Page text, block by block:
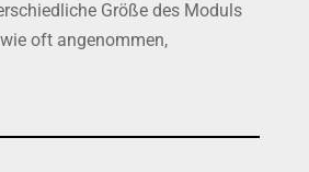
Größe des Moduls
oft angenommen,